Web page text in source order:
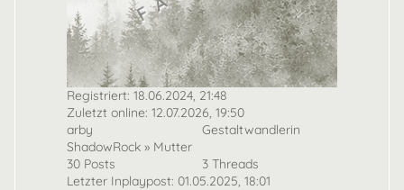
Registriert: 18.06.2024, 21:48
Zuletzt online: 12.07.2026, 19:50
arby
Gestaltwandlerin
ShadowRock » Mutter
30 Posts
3 Threads
Letzter Inplaypost: 01.05.2025, 18:01